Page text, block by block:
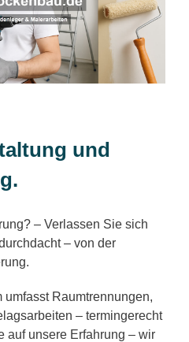
und
– Verlassen Sie sich
– von der
Raumtrennungen,
– termingerecht
auf unsere Erfahrung – wir